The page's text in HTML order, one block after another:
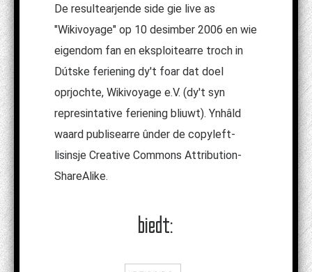
De resultearjende side gie live as
"Wikivoyage" op 10 desimber 2006 en wie
eigendom fan en eksploitearre troch in
Dútske feriening dy't foar dat doel
oprjochte, Wikivoyage e.V. (dy't syn
represintative feriening bliuwt). Ynhâld
waard publisearre ûnder de copyleft-
lisinsje Creative Commons Attribution-
ShareAlike.
biedt: